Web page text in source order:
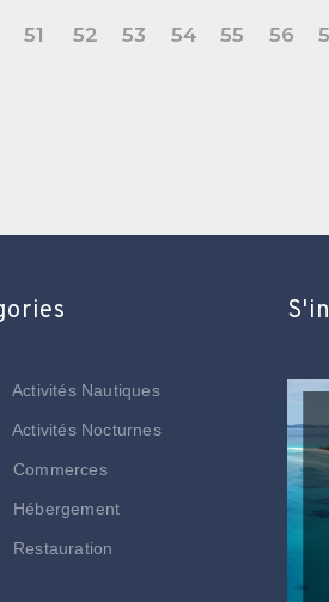
51 52 53 54 55 56
Activités Nautiques
Activités Nocturnes
Commerces
Hébergement
Restauration